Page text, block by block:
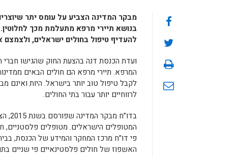
מבקר המדינה הצביע על עומס יתר
בנושא תיירי מרפא מתעלמת מכך
להעדיף טיפול בחולים ישראלים, ולצמצם
ועדת הכנסת דנה בהצעת החוק שהגישו חברי
המרפא. תיירי מרפא הם חולים הבאים
לקבל טיפול טוב יותר בישראל. היות
לרווחיים יותר עבור בתי החולים.
המטופלים הישראלים. מטופלים פלסטניים,
פי דו”ח מרכז המחקר והמידע של הכנסת,